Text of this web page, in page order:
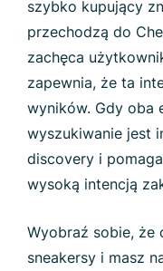
szybko kupujący
przechodzą do
zachęca
zapewnia, że ta
wyników. Gdy oba
wyszukiwanie jest
discovery i
wysoką intencją
Wyobraź sobie, że
sneakersy i masz